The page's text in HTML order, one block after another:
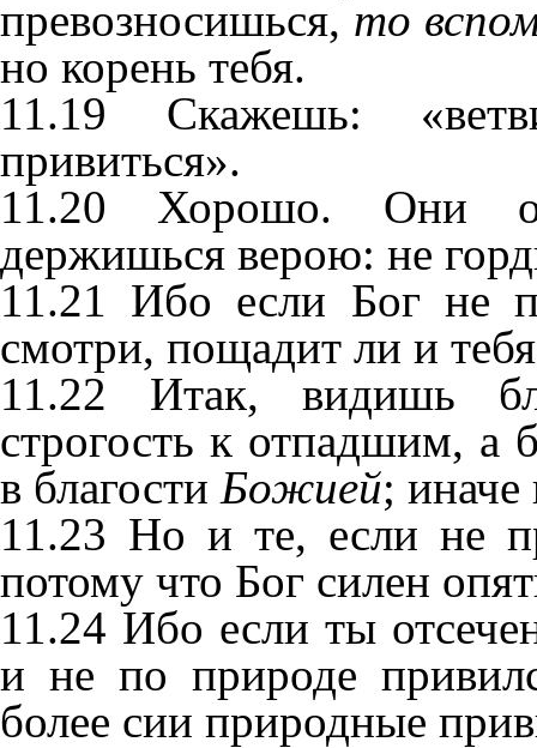
превозносишься, то
но корень тебя.
11.19 Скажешь:
привиться».
11.20 Хорошо. Они
держишься верою: не
11.21 Ибо если Бог не
смотри, пощадит ли и
11.22 Итак, видишь
строгость к отпадшим, а
в благости Божией;
11.23 Но и те, если не
потому что Бог силен
11.24 Ибо если ты
и не по природе
более сии природные